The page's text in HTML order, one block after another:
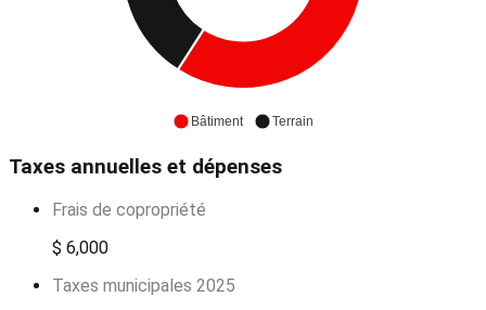
Bâtiment Terrain
Taxes annuelles et dépenses
Frais de copropriété
$ 6,000
Taxes municipales 2025